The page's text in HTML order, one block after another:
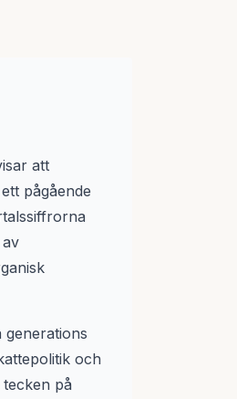
att
pågående
generations
och
på